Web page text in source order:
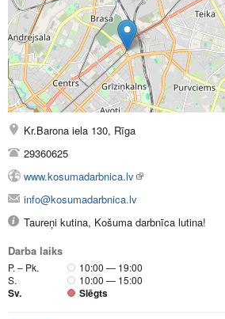
Kr.Barona iela 130, Rīga
29360625
www.kosumadarbnica.lv
info@kosumadarbnica.lv
Taureņi kutina, Košuma darbnīca lutina!
Darba laiks
P. – Pk.
10:00 — 19:00
S.
10:00 — 15:00
Sv. Slēgts